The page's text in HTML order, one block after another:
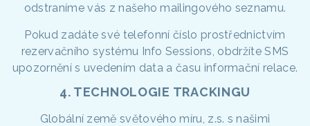
odstraníme vás z našeho mailingového seznamu.
Pokud zadáte své telefonní číslo prostřednictvím
rezervačního systému Info Sessions, obdržíte SMS
upozornění s uvedením data a času informační relace.
4. TECHNOLOGIE TRACKINGU
Globální země světového míru, z.s. s našimi